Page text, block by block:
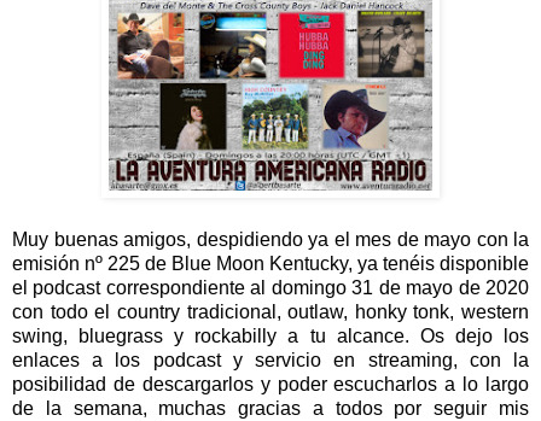
Muy buenas amigos, despidiendo ya el mes de mayo con la
emisión nº 225 de Blue Moon Kentucky, ya tenéis disponible
el podcast correspondiente al domingo 31 de mayo de 2020
con todo el country tradicional, outlaw, honky tonk, western
swing, bluegrass y rockabilly a tu alcance. Os dejo los
enlaces a los podcast y servicio en streaming, con la
posibilidad de descargarlos y poder escucharlos a lo largo
de la semana, muchas gracias a todos por seguir mis